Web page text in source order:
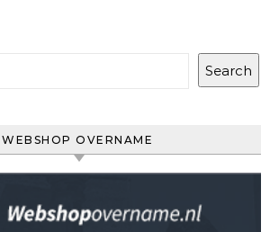
Search
WEBSHOP OVERNAME